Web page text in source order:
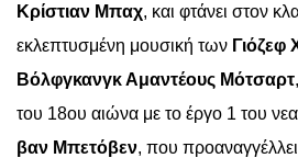
Κρίστιαν Μπαχ, και φτάνει στον
εκλεπτυσμένη μουσική των Γιόζεφ
Βόλφγκανγκ Αμαντέους Μότσαρτ
του 18ου αιώνα με το έργο 1 του
βαν Μπετόβεν, που